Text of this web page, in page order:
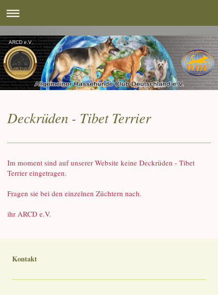
ARCD e.V.
Deckrüden - Tibet Terrier
Im moment sind auf unserer Website keine Deckrüden - Tibet
Terrier eingetragen.
Fragen sie bei den einzelnen Züchtern nach.
ihr ARCD e.V.
Kontakt